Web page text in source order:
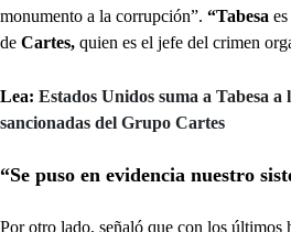
monumento a la corrupción”. “Tabesa
de Cartes, quien es el jefe del crimen
Lea: Estados Unidos suma a Tabesa a
sancionadas del Grupo Cartes
“Se puso en evidencia nuestro
Por otro lado, señaló que con los últimos